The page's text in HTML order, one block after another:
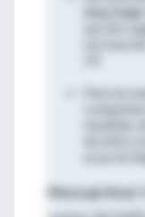
muy
Para la
medidas
Mensaje final: